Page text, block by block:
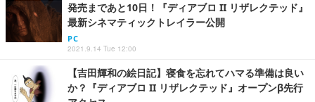
発売まであと10日！『ディアブロ II リザレクテッド』
最新シネマティックトレイラー公開
PC
2021.9.14 Tue 12:00
【吉田輝和の絵日記】寝食を忘れてハマる準備は良い
か？『ディアブロ II リザレクテッド』オープンβ先行